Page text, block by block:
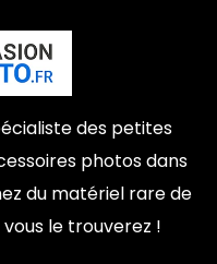
des petites
photos dans
du matériel rare de
le trouverez !